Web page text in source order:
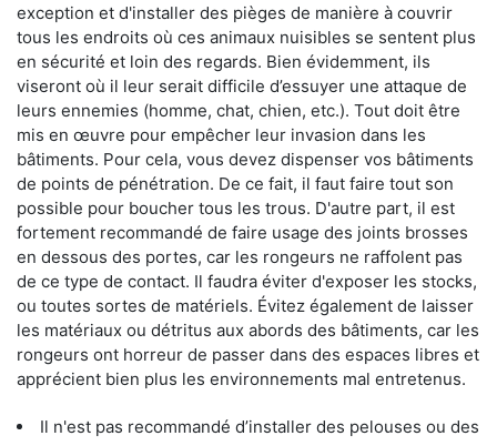
exception et d'installer des pièges de manière à couvrir
tous les endroits où ces animaux nuisibles se sentent plus
en sécurité et loin des regards. Bien évidemment, ils
viseront où il leur serait difficile d’essuyer une attaque de
leurs ennemies (homme, chat, chien, etc.). Tout doit être
mis en œuvre pour empêcher leur invasion dans les
bâtiments. Pour cela, vous devez dispenser vos bâtiments
de points de pénétration. De ce fait, il faut faire tout son
possible pour boucher tous les trous. D'autre part, il est
fortement recommandé de faire usage des joints brosses
en dessous des portes, car les rongeurs ne raffolent pas
de ce type de contact. Il faudra éviter d'exposer les stocks,
ou toutes sortes de matériels. Évitez également de laisser
les matériaux ou détritus aux abords des bâtiments, car les
rongeurs ont horreur de passer dans des espaces libres et
apprécient bien plus les environnements mal entretenus.
Il n'est pas recommandé d’installer des pelouses ou des